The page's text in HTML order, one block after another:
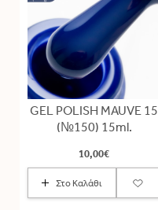
GEL POLISH MAUVE 15
(№150) 15ml.
10,00€
Στο Καλάθι